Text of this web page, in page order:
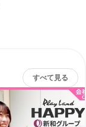
すべて見る